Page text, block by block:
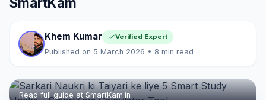
Khem Kumar Verified Expert
Published on 5 March 2026 • 8 min read
Read full guide at SmartKam.in